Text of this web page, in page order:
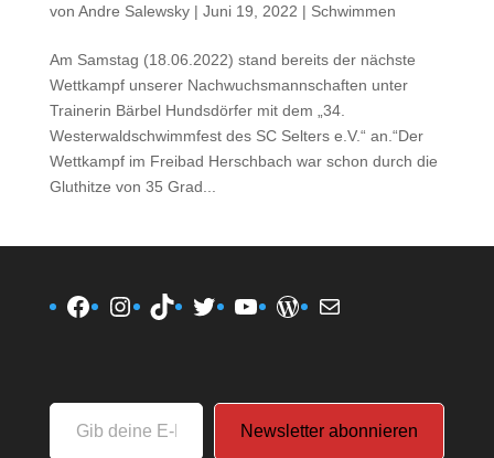
von Andre Salewsky| Juni 19, 2022 | Schwimmen
Am Samstag (18.06.2022) stand bereits der nächste
Wettkampf unserer Nachwuchsmannschaften unter
Trainerin Bärbel Hundsdörfer mit dem „34.
Westerwaldschwimmfest des SC Selters e.V.“ an.“Der
Wettkampf im Freibad Herschbach war schon durch die
Gluthitze von 35 Grad...
Facebook
Instagram
TikTokTwitterYouTube
WordPress
E-Mail
deine
Newsletter abonnieren